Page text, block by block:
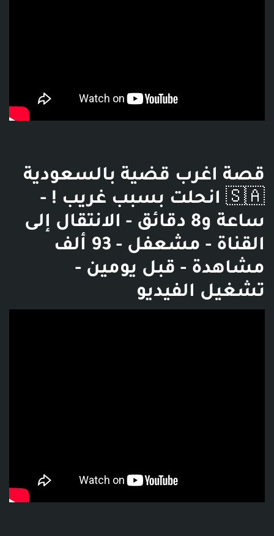
قصة اغرب قضية بالسعودية
🇸🇦 انحلت بسبب غريب ! -
ساعة و8 دقائق - الانتقال إلى
القناة - مشعفل - 93 ألف
مشاهدة - قبل يومين -
تشغيل الفيديو